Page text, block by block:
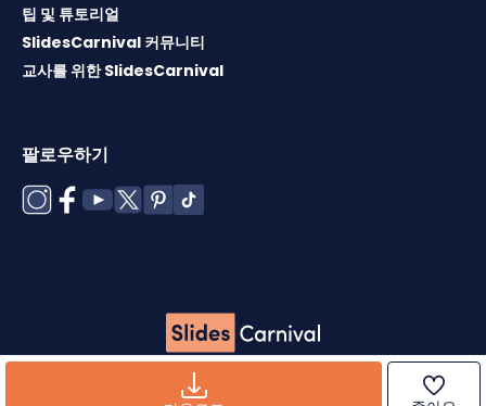
팁 및 튜토리얼
SlidesCarnival 커뮤니티
교사를 위한 SlidesCarnival
팔로우하기
이용약관 ·쿠키 정책·
개인정보 보호정책